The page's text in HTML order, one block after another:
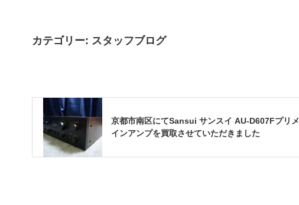
カテゴリー: スタッフブログ
京都市南区にてSansui サンスイ AU-D607Fプリメ
インアンプを買取させていただきました